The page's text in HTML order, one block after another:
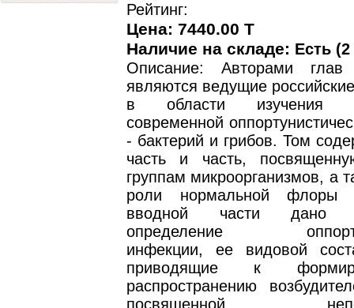
Рейтинг:
Цена: 7440.00 T
Наличие на складе: Есть
Описание: Авторами
являются ведущие
в области изучения
современной
- бактерий и грибов. Том
часть и часть,
группам микроорганизмов, а
роли нормальной флоры
вводной части дано
определение
инфекции, ее видовой
приводящие к
распространению
посвященной